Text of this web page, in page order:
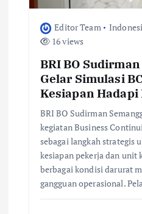
Editor Team
16 views
BRI BO
Gelar Simulasi
Kesiapan
BRI BO Sudirman
kegiatan Business
sebagai langkah strategis
kesiapan pekerja dan unit
berbagai kondisi darurat
gangguan operasional.